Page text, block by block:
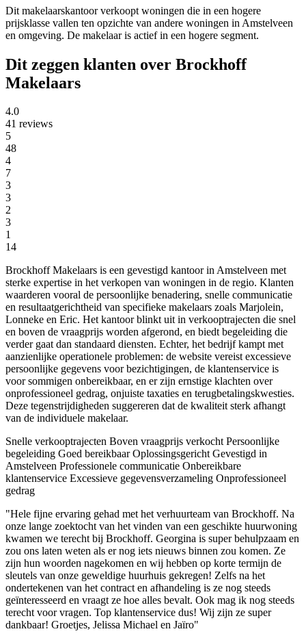
Dit makelaarskantoor verkoopt woningen die in een hogere
prijsklasse vallen ten opzichte van andere woningen in Amstelveen
en omgeving. De makelaar is actief in een hogere segment.
Dit zeggen klanten over Brockhoff
Makelaars
4.0
41 reviews
5
48
4
7
3
3
2
3
1
14
Brockhoff Makelaars is een gevestigd kantoor in Amstelveen met
sterke expertise in het verkopen van woningen in de regio. Klanten
waarderen vooral de persoonlijke benadering, snelle communicatie
en resultaatgerichtheid van specifieke makelaars zoals Marjolein,
Lonneke en Eric. Het kantoor blinkt uit in verkooptrajecten die snel
en boven de vraagprijs worden afgerond, en biedt begeleiding die
verder gaat dan standaard diensten. Echter, het bedrijf kampt met
aanzienlijke operationele problemen: de website vereist excessieve
persoonlijke gegevens voor bezichtigingen, de klantenservice is
voor sommigen onbereikbaar, en er zijn ernstige klachten over
onprofessioneel gedrag, onjuiste taxaties en terugbetalingskwesties.
Deze tegenstrijdigheden suggereren dat de kwaliteit sterk afhangt
van de individuele makelaar.
Snelle verkooptrajecten Boven vraagprijs verkochtPersoonlijke
begeleiding Goed bereikbaarOplossingsgerichtGevestigd in
Amstelveen Professionele communicatie Onbereikbare
klantenservice Excessieve gegevensverzameling Onprofessioneel
gedrag
"Hele fijne ervaring gehad met het verhuurteam van Brockhoff. Na
onze lange zoektocht van het vinden van een geschikte huurwoning
kwamen we terecht bij Brockhoff. Georgina is super behulpzaam en
zou ons laten weten als er nog iets nieuws binnen zou komen. Ze
zijn hun woorden nagekomen en wij hebben op korte termijn de
sleutels van onze geweldige huurhuis gekregen! Zelfs na het
ondertekenen van het contract en afhandeling is ze nog steeds
geïnteresseerd en vraagt ze hoe alles bevalt. Ook mag ik nog steeds
terecht voor vragen. Top klantenservice dus! Wij zijn ze super
dankbaar! Groetjes, Jelissa Michael en Jaïro"